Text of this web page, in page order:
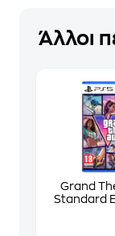
Άλλοι
Grand
Standard